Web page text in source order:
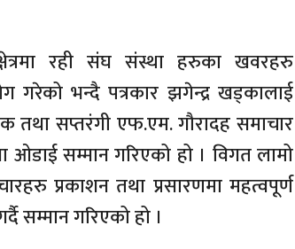
रही संघ संस्था हरुका खवरहरु
गरेको भन्दै पत्रकार झगेन्द्र खड्कालाई
तथा सप्तरंगी एफ.एम. गौरादह समाचार
ओडाई सम्मान गरिएको हो । विगत लामो
प्रकाशन तथा प्रसारणमा महत्वपूर्ण
सम्मान गरिएको हो ।